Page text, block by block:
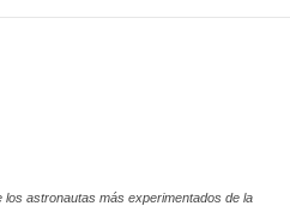
astronautas más experimentados de la